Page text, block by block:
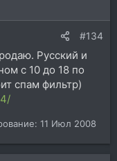
#134
Русский и
с 10 до 18 по
спам фильтр)
11 Июл 2008